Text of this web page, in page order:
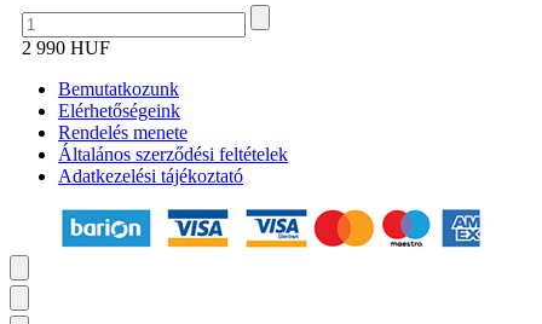
2 990 HUF
Bemutatkozunk
Elérhetőségeink
Rendelés menete
Általános szerződési feltételek
Adatkezelési tájékoztató